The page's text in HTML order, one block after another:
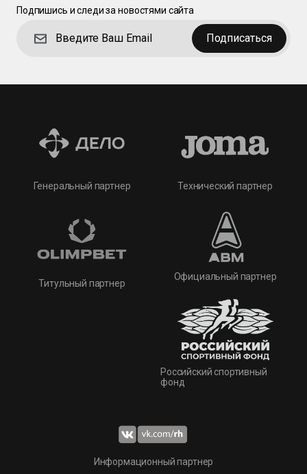
Подпишись и следи за новостями сайта
Подписаться
Генеральный партнер
Титульный партнер
Технический партнер
Официальный партнер
Российский спортивный
фонд
Информационный партнер